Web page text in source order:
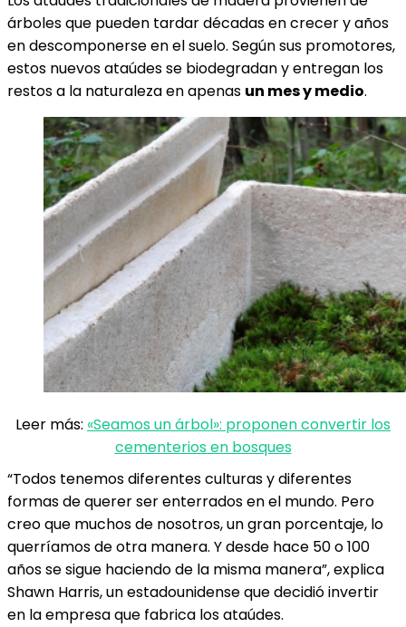
árboles que pueden tardar décadas en crecer y años
en descomponerse en el suelo. Según sus promotores,
estos nuevos ataúdes se biodegradan y entregan los
restos a la naturaleza en apenas un mes y medio.
Leer más: «Seamos un árbol»: proponen convertir los
cementerios en bosques
“Todos tenemos diferentes culturas y diferentes
formas de querer ser enterrados en el mundo. Pero
creo que muchos de nosotros, un gran porcentaje, lo
querríamos de otra manera. Y desde hace 50 o 100
años se sigue haciendo de la misma manera”, explica
Shawn Harris, un estadounidense que decidió invertir
en la empresa que fabrica los ataúdes.